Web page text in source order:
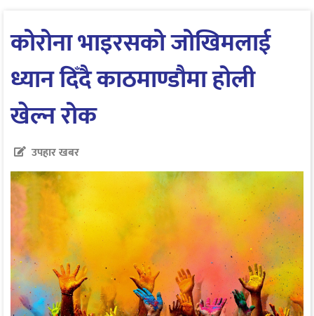
कोरोना भाइरसको जोखिमलाई
ध्यान दिँदै काठमाण्डौमा होली
खेल्न रोक
उपहार खबर